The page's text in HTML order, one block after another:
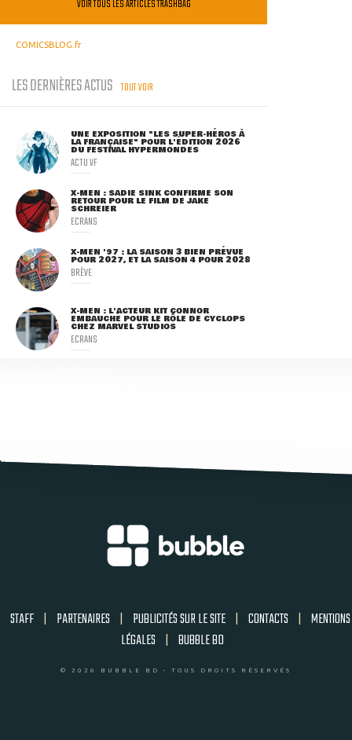
VOIR TOUS LES ARTICLES TRASHBAG
COMICSBLOG.fr
LES DERNIÈRES ACTUS TOUT VOIR
UNE EXPOSITION "LES SUPER-HÉROS À
LA FRANÇAISE" POUR L'ÉDITION 2026
DU FESTIVAL HYPERMONDES
ACTU VF
X-MEN : SADIE SINK CONFIRME SON
RETOUR POUR LE FILM DE JAKE
SCHREIER
ECRANS
X-MEN '97 : LA SAISON 3 BIEN PRÉVUE
POUR 2027, ET LA SAISON 4 POUR 2028
BRÈVE
X-MEN : L'ACTEUR KIT CONNOR
EMBAUCHÉ POUR LE RÔLE DE CYCLOPS
CHEZ MARVEL STUDIOS
ECRANS
STAFF | PARTENAIRES | PUBLICITÉS SUR LE SITE | CONTACTS | MENTIONS
LÉGALES | BUBBLE BD
© 2026 BUBBLE BD - TOUS DROITS RÉSERVÉS